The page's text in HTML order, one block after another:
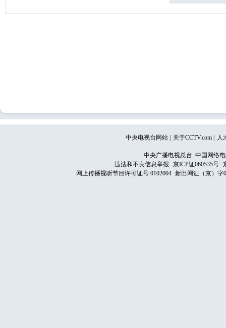
中央电视台网站 关于CCTV.com 人
中央广播电视总台 中国网络
违法和不良信息举报
京ICP证060535号
网上传播视听节目许可证号 0102004 新出网证（京）